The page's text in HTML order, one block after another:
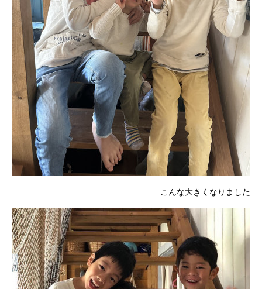
こんな大きくなりました